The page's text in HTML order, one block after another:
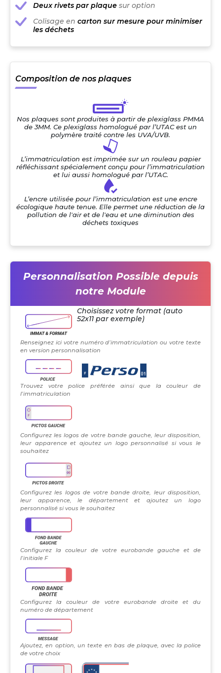
Deux rivets par plaque sur option
Colisage en carton sur mesure pour minimiser
les déchets
Composition de nos plaques
Nos plaques sont produites à partir de plexiglass PMMA
de 3MM. Ce plexiglass homologué par l’UTAC est un
polymère traité contre les UVA/UVB.
L’immatriculation est imprimée sur un rouleau papier
réfléchissant spécialement conçu pour l’immatriculation
et lui aussi homologué par l’UTAC.
L’encre utilisée pour l’immatriculation est une encre
écologique haute tenue. Elle permet une réduction de la
pollution de l'air et de l'eau et une diminution des
déchets toxiques
Personnalisation Possible depuis
notre Module
Choisissez votre format (auto
52x11 par exemple)
Renseignez ici votre numéro d’immatriculation ou votre texte
en version personnalisation
Trouvez votre police préférée ainsi que la couleur de
l’immatriculation
Configurez les logos de votre bande gauche, leur disposition,
leur apparence et ajoutez un logo personnalisé si vous le
souhaitez
Configurez les logos de votre bande droite, leur disposition,
leur apparence, le département et ajoutez un logo
personnalisé si vous le souhaitez
Configurez la couleur de votre eurobande gauche et de
l’initiale F
Configurez la couleur de votre eurobande droite et du
numéro de département
Ajoutez, en option, un texte en bas de plaque, avec la police
de votre choix